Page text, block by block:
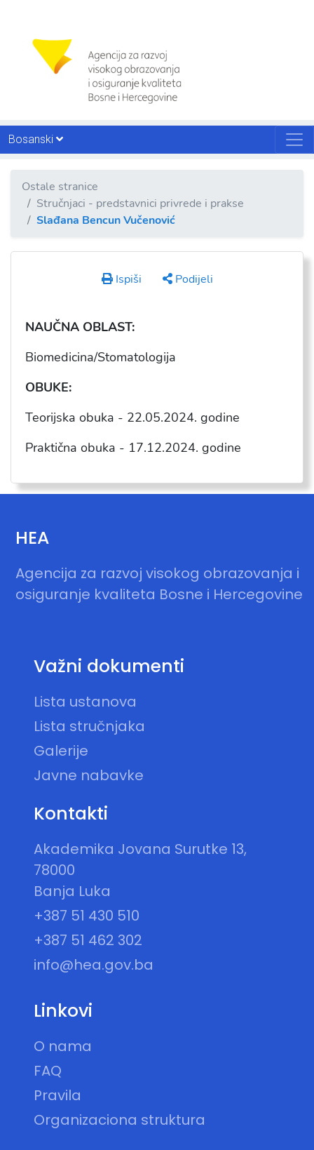
Bosanski
Ostale stranice
Stručnjaci - predstavnici privrede i prakse
Slađana Bencun Vučenović
Ispiši Podijeli
NAUČNA OBLAST:
Biomedicina/Stomatologija
OBUKE:
Teorijska obuka - 22.05.2024. godine
Praktična obuka - 17.12.2024. godine
HEA
Agencija za razvoj visokog obrazovanja i
osiguranje kvaliteta Bosne i Hercegovine
Važni dokumenti
Lista ustanova
Lista stručnjaka
Galerije
Javne nabavke
Kontakti
Akademika Jovana Surutke 13,
78000
Banja Luka
+387 51 430 510
+387 51 462 302
info@hea.gov.ba
Linkovi
O nama
FAQ
Pravila
Organizaciona struktura